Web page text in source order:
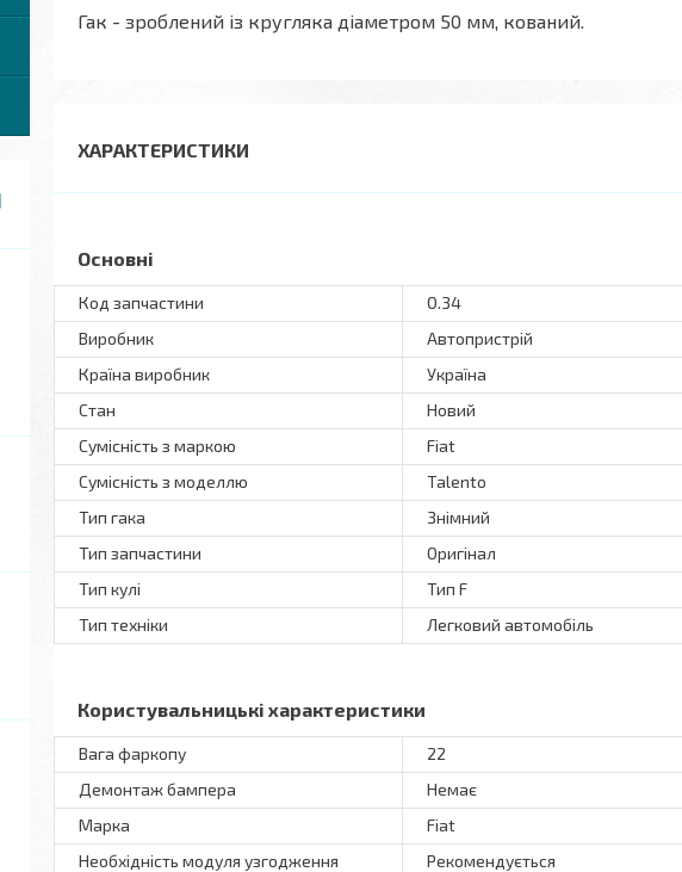
Гак - зроблений із кругляка діаметром 50 мм, кований.
ХАРАКТЕРИСТИКИ
Основні
Код запчастини
О.34
Виробник
Автопристрій
Країна виробник
Україна
Стан
Новий
Сумісність з маркою
Fiat
Сумісність з моделлю
Talento
Тип гака
Знімний
Тип запчастини
Оригінал
Тип кулі
Тип F
Тип техніки
Легковий автомобіль
Користувальницькі характеристики
Вага фаркопу
22
Демонтаж бампера
Немає
Марка
Fiat
Необхідність модуля узгодження
Рекомендується